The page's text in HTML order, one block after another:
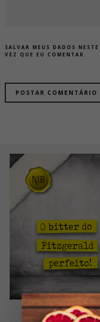
SALVAR MEUS DADOS
VEZ QUE EU COMENTAR.